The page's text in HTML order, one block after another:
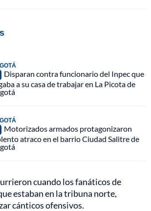
Disparan contra funcionario del Inpec que
a su casa de trabajar en La Picota de
Motorizados armados protagonizaron
atraco en el barrio Ciudad Salitre de
cuando los fanáticos de
estaban en la tribuna norte,
cánticos ofensivos.